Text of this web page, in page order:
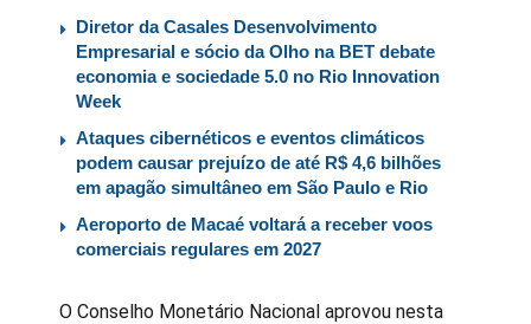
Diretor da Casales Desenvolvimento
Empresarial e sócio da Olho na BET debate
economia e sociedade 5.0 no Rio Innovation
Week
Ataques cibernéticos e eventos climáticos
podem causar prejuízo de até R$ 4,6 bilhões
em apagão simultâneo em São Paulo e Rio
Aeroporto de Macaé voltará a receber voos
comerciais regulares em 2027
O Conselho Monetário Nacional aprovou nesta